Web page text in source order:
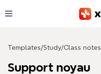
Templates/Study/Class notes
Support noyau